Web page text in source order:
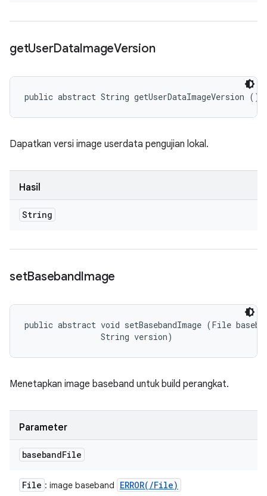
getUserDataImageVersion
public abstract String getUserDataImageVersion ()
Dapatkan versi image userdata pengujian lokal.
Hasil
String
setBasebandImage
public abstract void setBasebandImage (File
                String version)
Menetapkan image baseband untuk build perangkat.
Parameter
basebandFile
File : image baseband ERROR( /File)